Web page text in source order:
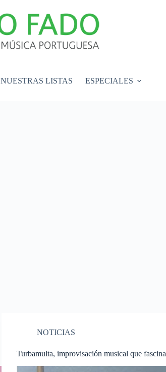
NUESTRAS LISTAS ESPECIALES
NOTICIAS
Turbamulta, improvisación musical que fascina